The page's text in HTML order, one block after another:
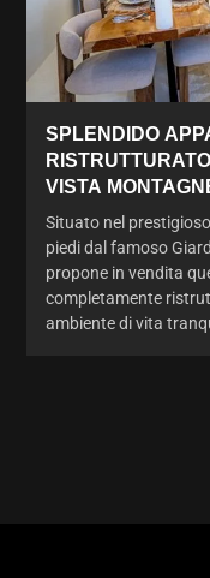
SPLENDIDO
VISTA
Situato nel
piedi dal famoso
propone in vendita
completamente
ambiente di vita